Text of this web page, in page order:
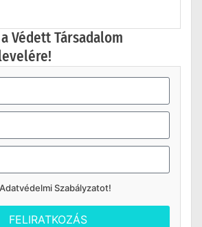
Védett Társadalom
Adatvédelmi Szabályzatot!
FELIRATKOZÁS